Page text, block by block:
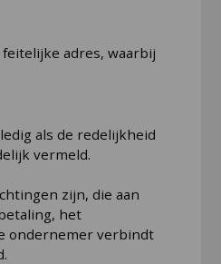
adres, waarbij
als de redelijkheid
vermeld.
zijn, die aan
het
ondernemer verbindt